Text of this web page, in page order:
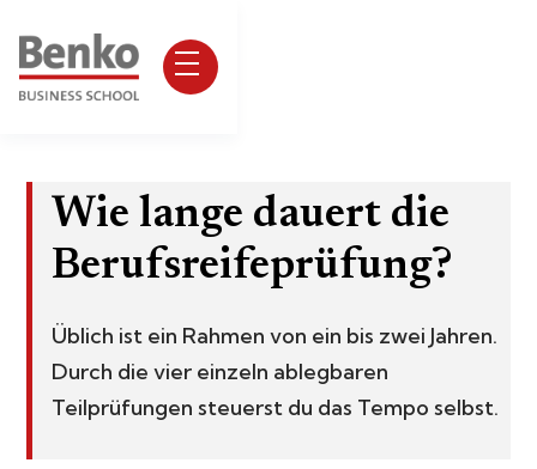
Wie lange dauert die
Berufsreifeprüfung?
Üblich ist ein Rahmen von ein bis zwei Jahren.
Durch die vier einzeln ablegbaren
Teilprüfungen steuerst du das Tempo selbst.